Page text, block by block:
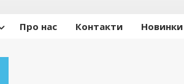
Про нас Контакти Новинки